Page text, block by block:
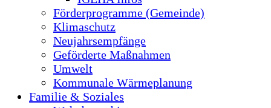
Förderprogramme (Gemeinde)
Klimaschutz
Neujahrsempfänge
Geförderte Maßnahmen
Umwelt
Kommunale Wärmeplanung
Familie & Soziales